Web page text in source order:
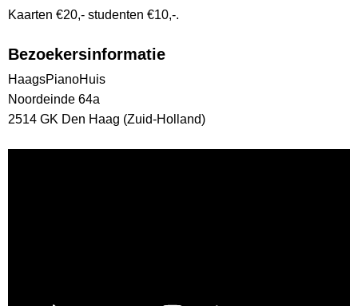
Kaarten €20,- studenten €10,-.
Bezoekersinformatie
HaagsPianoHuis
Noordeinde 64a
2514 GK Den Haag (Zuid-Holland)